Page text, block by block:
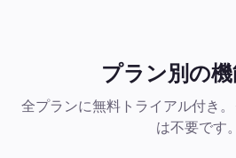
プラン別の
全プランに無料トライアル付き
は不要です。